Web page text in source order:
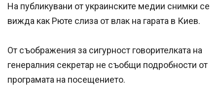
На публикувани от украинските медии снимки се
вижда как Рюте слиза от влак на гарата в Киев.
От съображения за сигурност говорителката на
генералния секретар не съобщи подробности от
програмата на посещението.